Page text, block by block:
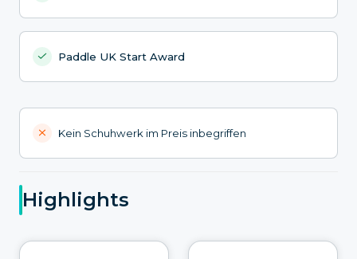
Paddle UK Start Award
Kein Schuhwerk im Preis inbegriffen
Highlights